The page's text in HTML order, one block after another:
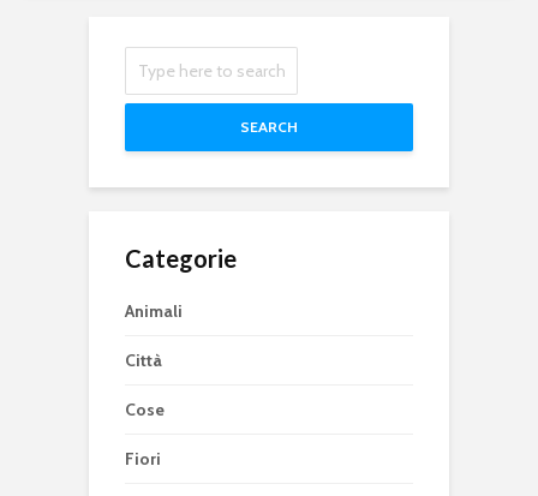
SEARCH
Categorie
Animali
Città
Cose
Fiori